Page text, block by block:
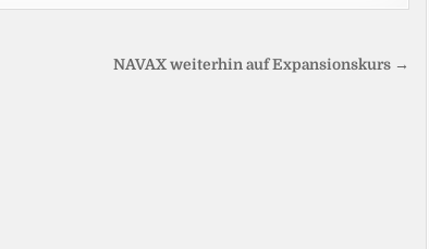
NAVAX weiterhin auf Expansionskurs →